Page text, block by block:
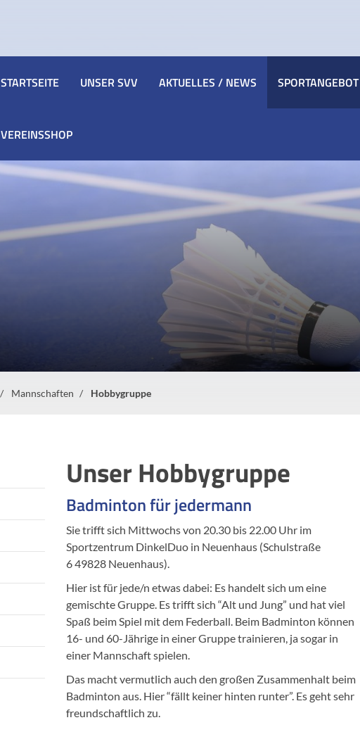
STARTSEITE UNSER SVV AKTUELLES / NEWS SPORTANGEBOT
VEREINSSHOP
Mannschaften Hobbygruppe
Unser Hobbygruppe
Badminton für jedermann
Sie trifft sich Mittwochs von 20.30 bis 22.00 Uhr im
Sportzentrum DinkelDuo in Neuenhaus (Schulstraße
6 49828 Neuenhaus).
Hier ist für jede/n etwas dabei: Es handelt sich um eine
gemischte Gruppe. Es trifft sich “Alt und Jung” und hat viel
Spaß beim Spiel mit dem Federball. Beim Badminton können
16- und 60-Jährige in einer Gruppe trainieren, ja sogar in
einer Mannschaft spielen.
Das macht vermutlich auch den großen Zusammenhalt beim
Badminton aus. Hier “fällt keiner hinten runter”. Es geht sehr
freundschaftlich zu.